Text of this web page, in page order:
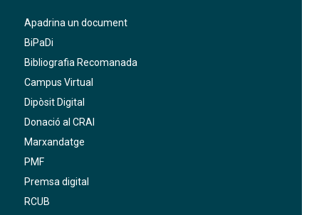
Apadrina un document
BiPaDi
Bibliografia Recomanada
Campus Virtual
Dipòsit Digital
Donació al CRAI
Marxandatge
PMF
Premsa digital
RCUB